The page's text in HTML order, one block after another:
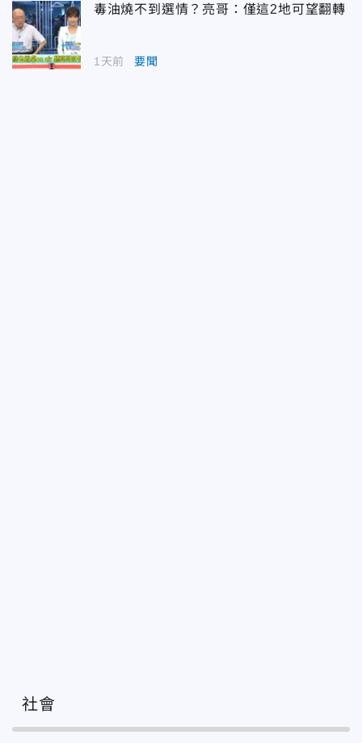
毒油燒不到選情？亮哥：僅這2地可望翻轉
1天前 要聞
社會